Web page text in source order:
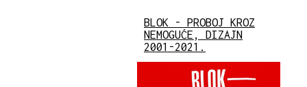
BLOK - PROBOJ KROZ
NEMOGUĆE, DIZAJN
2001-2021.